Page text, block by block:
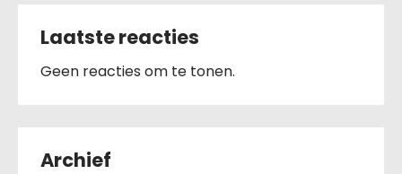
Laatste reacties
Geen reacties om te tonen.
Archief